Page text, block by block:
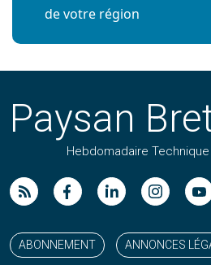
de votre région
Paysan
Hebdomadaire
ABONNEMENT ANNONCES